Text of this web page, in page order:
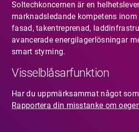
Soltechkoncernen är en
marknadsledande kompetens
fasad, takentreprenad,
avancerade energilagerlösningar
smart styrning.
Visselblåsarfunktion
Har du uppmärksammat något
Rapportera din misstanke om